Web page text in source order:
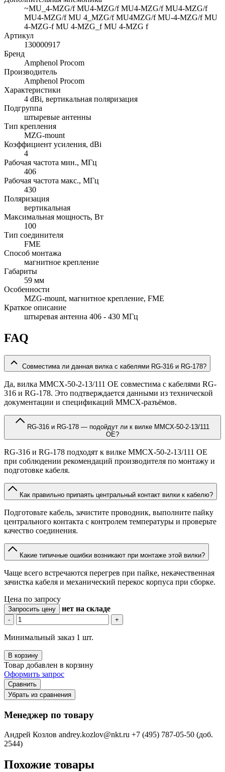
~MU_4-MZG/f MU4-MZG/f MU4-MZG/f MU4-MZG/f
MU4-MZG/f MU 4_MZG/f MU4MZG/f MU-4-MZG/f MU
4-MZG-f MU 4-MZG_f MU 4-MZG f
Артикул
130000917
Бренд
Amphenol Procom
Производитель
Amphenol Procom
Характеристики
4 dBi, вертикальная поляризация
Подгруппа
штыревые антенны
Тип крепления
MZG-mount
Коэффициент усиления, dBi
4
Рабочая частота мин., МГц
406
Рабочая частота макс., МГц
430
Поляризация
вертикальная
Максимальная мощность, Вт
100
Тип соединителя
FME
Способ монтажа
магнитное крепление
Габариты
59 мм
Особенности
MZG-mount, магнитное крепление, FME
Краткое описание
штыревая антенна 406 - 430 МГц
FAQ
Совместима ли данная вилка с кабелями RG-316 и RG-178?
Да, вилка MMCX-50-2-13/111 OE совместима с кабелями RG-
316 и RG-178. Это подтверждается данными из технической
документации и спецификаций MMCX-разъёмов.
OE?
RG-316 и RG-178 подходят к вилке MMCX-50-2-13/111 OE
при соблюдении рекомендаций производителя по монтажу и
подготовке кабеля.
Как правильно припаять центральный контакт вилки к кабелю?
Подготовьте кабель, зачистите проводник, выполните пайку
центрального контакта с контролем температуры и проверьте
качество соединения.
Какие типичные ошибки возникают при монтаже этой вилки?
Чаще всего встречаются перегрев при пайке, некачественная
зачистка кабеля и механический перекос корпуса при сборке.
Цена по запросу
Запросить цену нет на складе
- +
Минимальный заказ 1 шт.
В корзину
Товар добавлен в корзину
Оформить запрос
Сравнить
Убрать из сравнения
Менеджер по товару
Андрей Козлов andrey.kozlov@nkt.ru +7 (495) 787-05-50 (доб.
2544)
Похожие товары